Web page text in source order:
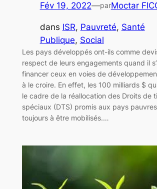
Fév 19, 2022—parMoctar
dans ISR, Pauvreté, Santé
Publique, Social
Les pays développés ont-ils comme
respect de leurs engagements quand il
financer ceux en voies de
à le croire. En effet, les 100 milliards $
le cadre de la réallocation des Droits de
spéciaux (DTS) promis aux pays
toujours à être mobilisés.…